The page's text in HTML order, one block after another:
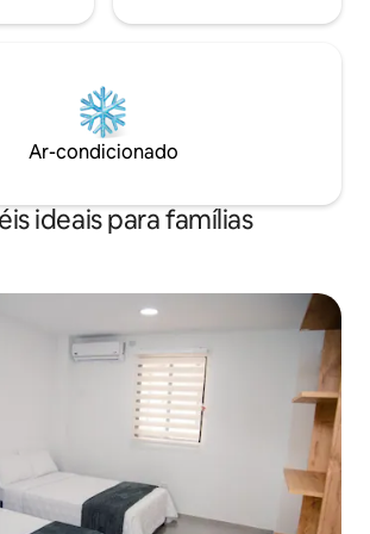
Ar-condicionado
ideais para famílias